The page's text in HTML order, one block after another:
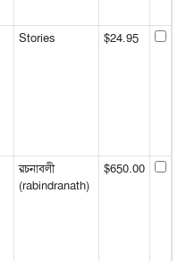
Stories $24.95
রচনাবলী
(rabindranath)
$650.00